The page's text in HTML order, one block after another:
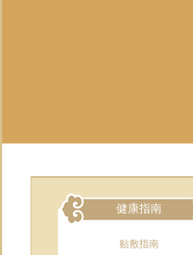
健康指南
贴敷指南